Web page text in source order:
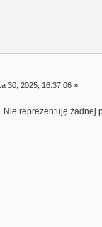
30, 2025, 16:37:06 »
reprezentuję